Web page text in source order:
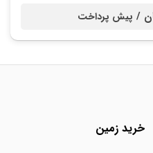
پیش پرداخت
خرید زمین